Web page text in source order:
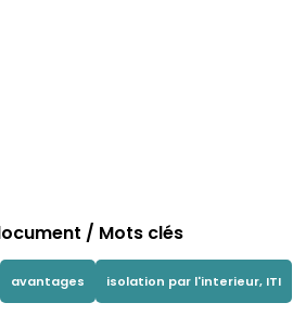
/ Mots clés
avantages isolation par l'interieur, ITI